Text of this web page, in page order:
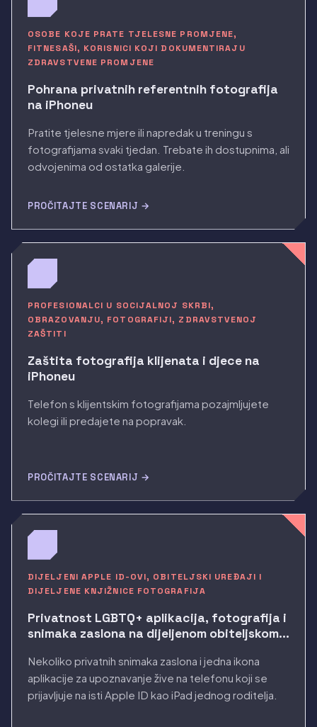
OSOBE KOJE PRATE TJELESNE PROMJENE,
FITNESAŠI, KORISNICI KOJI DOKUMENTIRAJU
ZDRAVSTVENE PROMJENE
Pohrana privatnih referentnih fotografija
na iPhoneu
Pratite tjelesne mjere ili napredak u treningu s
fotografijama svaki tjedan. Trebate ih dostupnima, ali
odvojenima od ostatka galerije.
PROČITAJTE SCENARIJ →
PROFESIONALCI U SOCIJALNOJ SKRBI,
OBRAZOVANJU, FOTOGRAFIJI, ZDRAVSTVENOJ
ZAŠTITI
Zaštita fotografija klijenata i djece na
iPhoneu
Telefon s klijentskim fotografijama pozajmljujete
kolegi ili predajete na popravak.
PROČITAJTE SCENARIJ →
DIJELJENI APPLE ID-OVI, OBITELJSKI UREĐAJI I
DIJELJENE KNJIŽNICE FOTOGRAFIJA
Privatnost LGBTQ+ aplikacija, fotografija i
snimaka zaslona na dijeljenom obiteljskom
Nekoliko privatnih snimaka zaslona i jedna ikona
aplikacije za upoznavanje žive na telefonu koji se
prijavljuje na isti Apple ID kao iPad jednog roditelja.